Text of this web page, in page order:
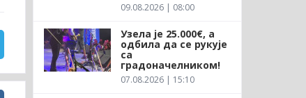
09.08.2026 | 08:00
Узела је 25.000€, а
одбила да се рукује
са
градоначелником!
07.08.2026 | 15:10